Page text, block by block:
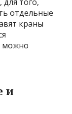
отдельные
краны
можно
и